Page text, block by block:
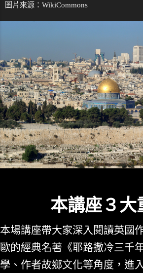
圖片來源： WikiCommons
本講座３大
本場講座帶大家深入閱讀英國
歐的經典名著《耶路撒冷三千
學、作者故鄉文化等角度，進